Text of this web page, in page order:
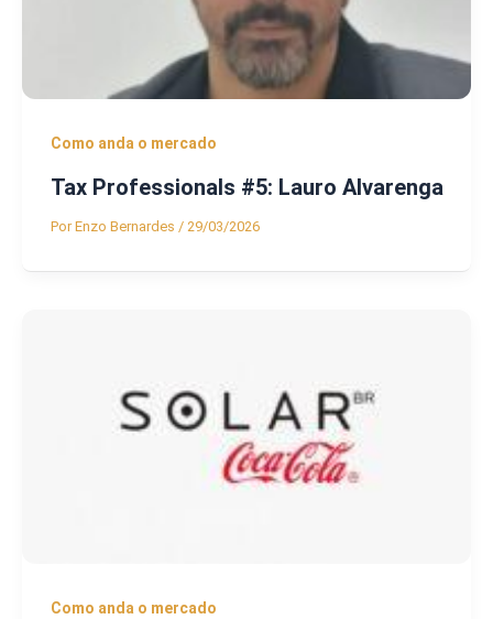
Como anda o mercado
Tax Professionals #5: Lauro Alvarenga
PorEnzo Bernardes / 29/03/2026
Como anda o mercado